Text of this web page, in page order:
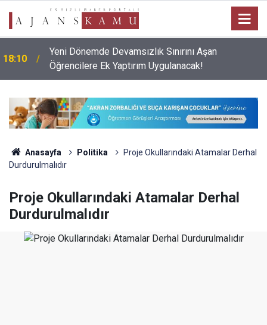
18:10
Yeni Dönemde Devamsızlık Sınırını Aşan
Öğrencilere Ek Yaptırım Uygulanacak!
Anasayfa Politika
Proje Okullarındaki Atamalar Derhal
Durdurulmalıdır
Proje Okullarındaki Atamalar Derhal
Durdurulmalıdır